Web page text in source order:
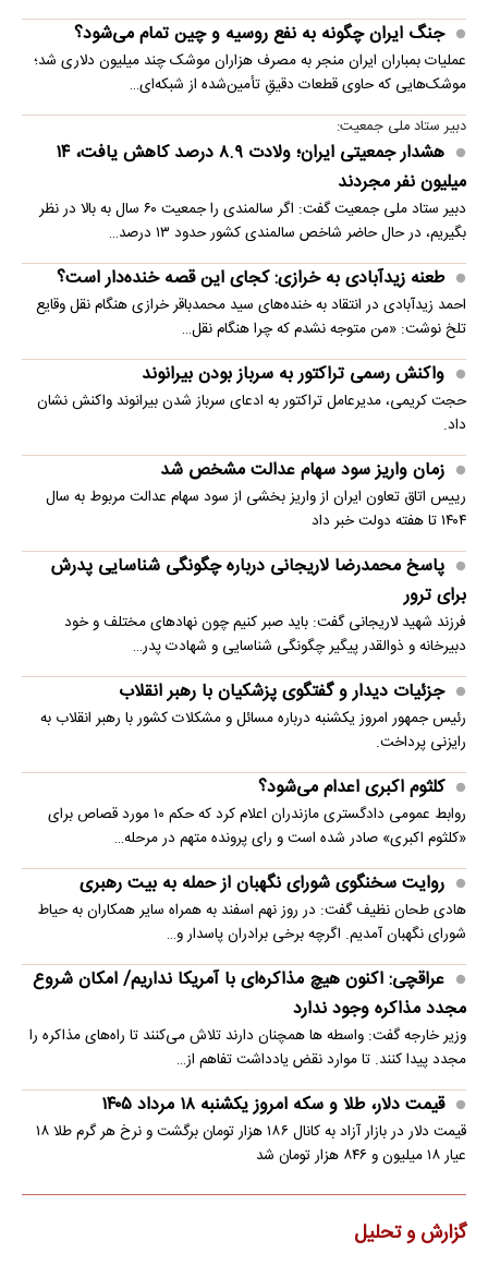
جنگ ایران چگونه به نفع روسیه و چین تمام می‌شود؟
عملیات بمباران ایران منجر به مصرف هزاران موشک چند میلیون دلاری شد؛
موشک‌هایی که حاوی قطعات دقیقِ تأمین‌شده از شبکه‌ای…
دبیر ستاد ملی جمعیت:
هشدار جمعیتی ایران؛ ولادت ۸.۹ درصد کاهش یافت، ۱۴
میلیون نفر مجردند
دبیر ستاد ملی جمعیت گفت: اگر سالمندی را جمعیت ۶۰ سال به بالا در نظر
بگیریم، در حال حاضر شاخص سالمندی کشور حدود ۱۳ درصد…
طعنه زیدآبادی به خرازی: کجای این قصه خنده‌دار است؟
احمد زیدآبادی در انتقاد به خنده‌های سید محمدباقر خرازی هنگام نقل وقایع
تلخ نوشت: «من متوجه نشدم که چرا هنگام نقل…
واکنش رسمی تراکتور به سرباز بودن بیرانوند
حجت کریمی، مدیرعامل تراکتور به ادعای سرباز شدن بیرانوند واکنش نشان
داد.
زمان واریز سود سهام عدالت مشخص شد
رییس اتاق تعاون ایران از واریز بخشی از سود سهام عدالت مربوط به سال
۱۴۰۴ تا هفته دولت خبر داد
پاسخ محمدرضا لاریجانی درباره چگونگی شناسایی پدرش
برای ترور
فرزند شهید لاریجانی گفت: باید صبر کنیم چون نهادهای مختلف و خود
دبیرخانه و ذوالقدر پیگیر چگونگی شناسایی و شهادت پدر…
جزئیات دیدار و گفتگوی پزشکیان با رهبر انقلاب
رئیس جمهور امروز یکشنبه درباره مسائل و مشکلات کشور با رهبر انقلاب به
رایزنی پرداخت.
کلثوم اکبری اعدام می‌شود؟
روابط عمومی دادگستری مازندران اعلام کرد که حکم ۱۰ مورد قصاص برای
«کلثوم اکبری» صادر شده است و رای پرونده متهم در مرحله…
روایت سخنگوی شورای نگهبان از حمله به بیت رهبری
هادی طحان نظیف گفت: در روز نهم اسفند به همراه سایر همکاران به حیاط
شورای نگهبان آمدیم. اگرچه برخی برادران پاسدار و…
عراقچی: اکنون هیچ مذاکره‌ای با آمریکا نداریم/ امکان شروع
مجدد مذاکره وجود ندارد
وزیر خارجه گفت: واسطه ها همچنان دارند تلاش می‌کنند تا راه‌های مذاکره را
مجدد پیدا کنند. تا موارد نقض یادداشت تفاهم از…
قیمت دلار، طلا و سکه امروز یکشنبه ۱۸ مرداد ۱۴۰۵
قیمت دلار در بازار آزاد به کانال ۱۸۶ هزار تومان برگشت و نرخ هر گرم طلا ۱۸
عیار ۱۸ میلیون و ۸۴۶ هزار تومان شد
گزارش و تحلیل